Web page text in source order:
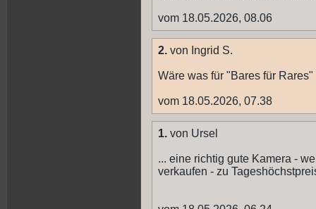
vom 18.05.2026, 08.06
2. von Ingrid S.
Wäre was für "Bares für
vom 18.05.2026, 07.38
1. von Ursel
... eine richtig gute Kamera -
verkaufen - zu